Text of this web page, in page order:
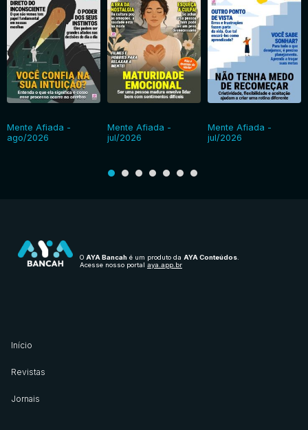
Mente Afiada -
ago/2026
Mente Afiada -
jul/2026
Mente Afiada -
jul/2026
O AYA Bancah é um produto da AYA Conteúdos
Acesse nosso portal aya.app.br
Início
Revistas
Jornais